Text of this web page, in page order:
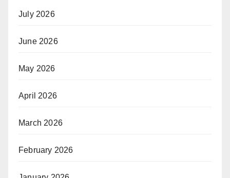
July 2026
June 2026
May 2026
April 2026
March 2026
February 2026